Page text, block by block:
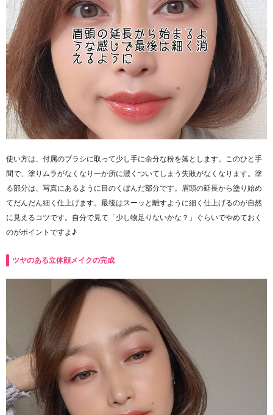
使い方は、付属のブラシに取って少し手に余分な粉を落とします。このひと手
間で、塗りムラがなくなり一か所に濃くついてしまう失敗がなくなります。塗
る部分は、写真にあるように目のくぼんだ部分です。眉頭の延長から塗り始め
てだんだん細く仕上げます。最後はスーッと離すように細く仕上げるのが自然
に見えるコツです。自分で見て「少し物足りないかな？」ぐらいでやめておく
のがポイントですよ♪
ツヤのある立体顔メイクの完成